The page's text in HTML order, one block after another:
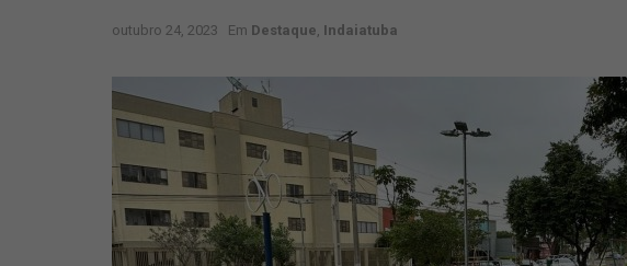
outubro 24, 2023 Em Destaque Indaiatuba